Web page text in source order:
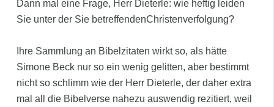
Dann mal eine Frage, Herr Dieterle: wie heftig leiden
Sie unter der Sie betreffendenChristenverfolgung?
Ihre Sammlung an Bibelzitaten wirkt so, als hätte
Simone Beck nur so ein wenig gelitten, aber bestimmt
nicht so schlimm wie der Herr Dieterle, der daher extra
mal all die Bibelverse nahezu auswendig rezitiert, weil